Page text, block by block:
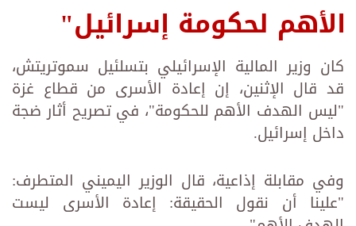
الأهم لحكومة إسرائيل"‏
كان وزير المالية الإسرائيلي بتسلئيل سموتريتش،
قد قال الإثنين، إن إعادة الأسرى من قطاع غزة
"ليس الهدف الأهم للحكومة"، ‏في تصريح أثار ضجة
داخل إسرائيل.‏
وفي مقابلة إذاعية، قال الوزير اليميني المتطرف:
"علينا أن نقول الحقيقة: إعادة الأسرى ليست